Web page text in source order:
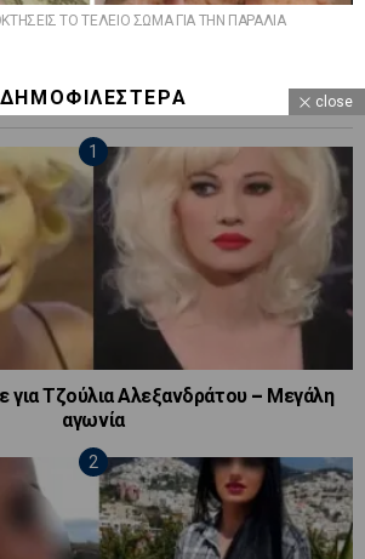
ΤΟ ΤΕΛΕΙΟ ΣΩΜΑ ΓΙΑ ΤΗΝ ΠΑΡΑΛΙΑ
ΔΗΜΟΦΙΛΕΣΤΕΡΑ
για Τζούλια Αλεξανδράτου – Μεγάλη
αγωνία
close